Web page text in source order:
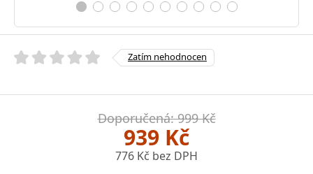
Zatím nehodnocen
Doporučená: 999 Kč
939 Kč
776 Kč bez DPH